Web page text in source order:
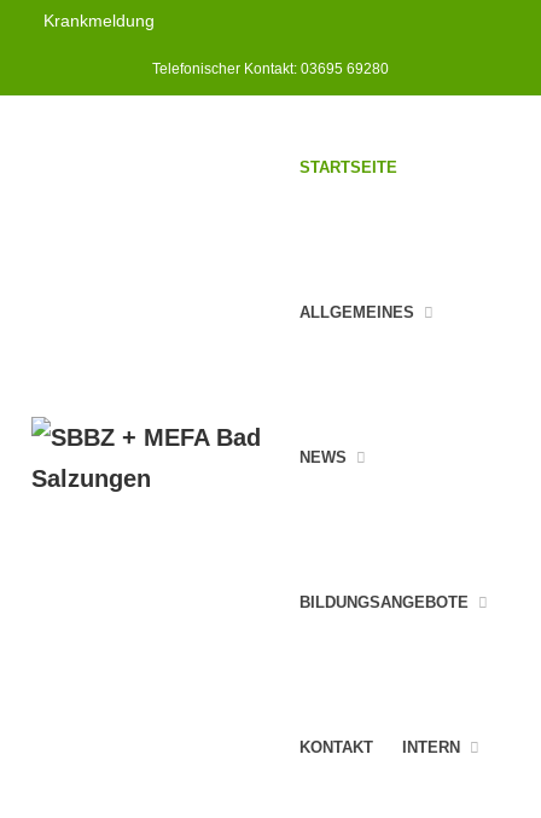
Krankmeldung
Telefonischer Kontakt: 03695 69280
STARTSEITE
ALLGEMEINES
NEWS
BILDUNGSANGEBOTE
KONTAKT INTERN